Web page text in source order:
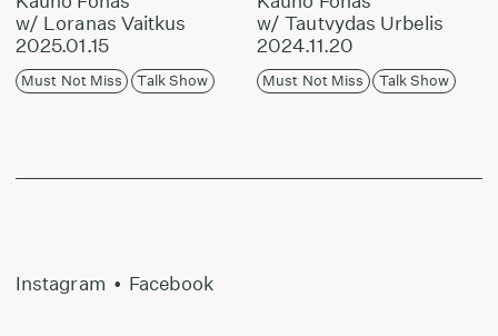
w/ Loranas Vaitkus
2025.01.15
Must Not Miss Talk Show
w/ Tautvydas Urbelis
2024.11.20
Must Not Miss Talk Show
Instagram • Facebook